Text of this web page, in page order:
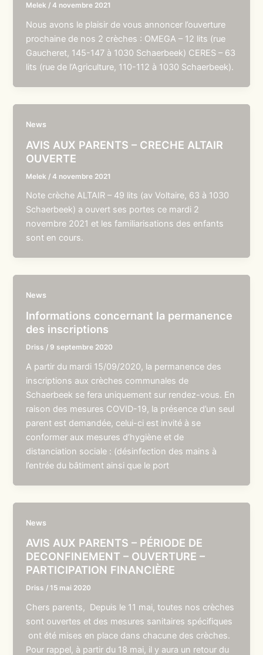
Melek /4 novembre 2021
Nous avons le plaisir de vous annoncer l’ouverture
prochaine de nos 2 crèches : OMEGA – 12 lits (rue
Gaucheret, 145-147 à 1030 Schaerbeek) CERES – 63
lits (rue de l’Agriculture, 110-112 à 1030 Schaerbeek).
News
AVIS AUX PARENTS – CRECHE ALTAIR
OUVERTE
Melek /4 novembre 2021
Note crèche ALTAIR – 49 lits (av Voltaire, 63 à 1030
Schaerbeek) a ouvert ses portes ce mardi 2
novembre 2021 et les familiarisations des enfants
sont en cours.
News
Informations concernant la permanence
des inscriptions
Driss / 9 septembre 2020
A partir du mardi 15/09/2020, la permanence des
inscriptions aux crèches communales de
Schaerbeek se fera uniquement sur rendez-vous. En
raison des mesures COVID-19, la présence d’un seul
parent est demandée, celui-ci est invité à se
conformer aux mesures d’hygiène et de
distanciation sociale : (désinfection des mains à
l’entrée du bâtiment ainsi que le port
News
AVIS AUX PARENTS – PÉRIODE DE
DECONFINEMENT – OUVERTURE –
PARTICIPATION FINANCIÈRE
Driss /15 mai 2020
Chers parents, Depuis le 11 mai, toutes nos crèches
sont ouvertes et des mesures sanitaires spécifiques
ont été mises en place dans chacune des crèches.
Pour rappel, à partir du 18 mai, il y aura un retour du